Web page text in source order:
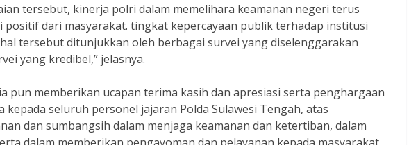
tersebut, kinerja polri dalam memelihara keamanan negeri terus
positif dari masyarakat. tingkat kepercayaan publik terhadap institusi
tersebut ditunjukkan oleh berbagai survei yang diselenggarakan
yang kredibel,” jelasnya.
pun memberikan ucapan terima kasih dan apresiasi serta penghargaan
seluruh personel jajaran Polda Sulawesi Tengah, atas
dan sumbangsih dalam menjaga keamanan dan ketertiban, dalam